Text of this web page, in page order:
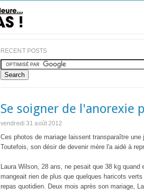
RECENT POSTS
Se soigner de l'anorexie
vendredi 31 août 2012
Ces photos de mariage laissent transparaître une
Toutefois , son désir de devenir mère l'a aidé à
Laura Wilson , 28 ans, ne pesait que 38 kg quand
mangeait rien de plus que quelques haricots verts
repas quotidien. Deux mois après son mariage,